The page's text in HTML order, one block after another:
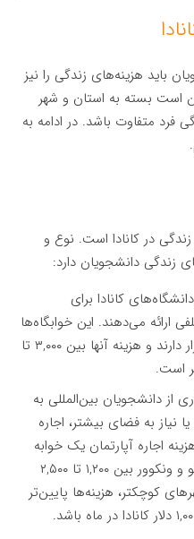
باید هزینه‌های زندگی را نیز
است بسته به استان و شهر
متفاوت باشد. در ادامه به
در کانادا است. نوع و
زندگی دانشجویان دارد:
کانادا برای
ارائه می‌دهند. این خوابگاه‌ها
معمولاً در محوطه دانشگاه قرار دارند و هزینه آنها بین ۳,۰۰۰ تا
از دانشجویان بین‌المللی به
نیاز به فضای بیشتر، اجاره
اجاره آپارتمان یک خوابه
در شهرهای بزرگی مانند تورنتو و ونکوور بین ۱,۲۰۰ تا ۲,۵۰۰
کوچکتر، هزینه‌ها پایین‌تر